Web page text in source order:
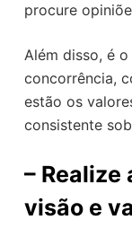
procure
Além disso, é
concorrência,
estão os
consistente
– Realize
visão e